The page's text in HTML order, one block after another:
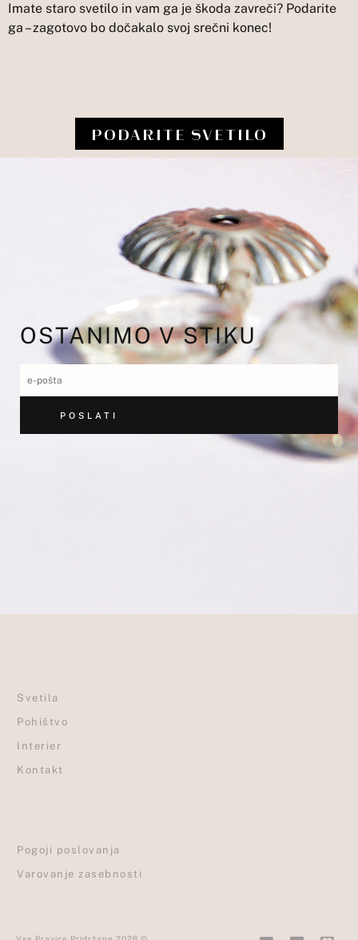
Imate staro svetilo in vam ga je škoda zavreči? Podarite
ga – zagotovo bo dočakalo svoj srečni konec!
PODARITE SVETILO
OSTANIMO V STIKU
POSLATI
Svetila
Pohištvo
Interier
Kontakt
Pogoji poslovanja
Varovanje zasebnosti